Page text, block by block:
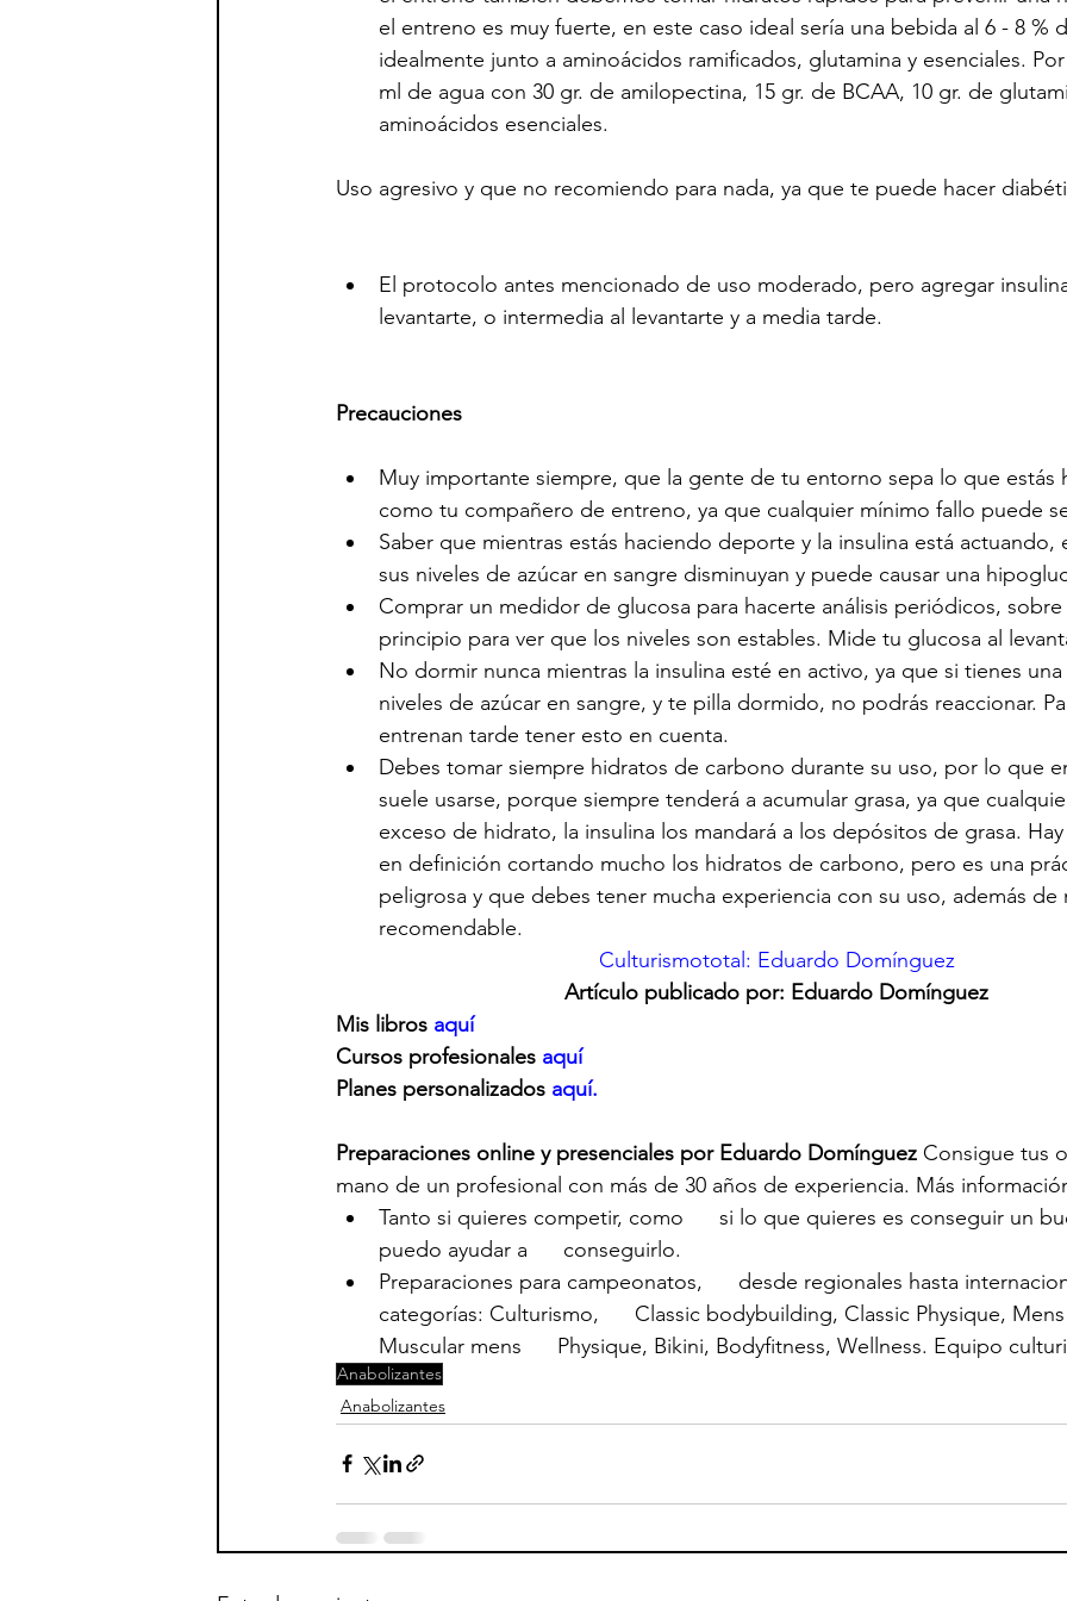
el entreno es muy fuerte, en este caso ideal sería una bebida al 6 - 8 %
idealmente junto a aminoácidos ramificados, glutamina y esenciales.
ml de agua con 30 gr. de amilopectina, 15 gr. de BCAA, 10 gr. de
aminoácidos esenciales.
Uso agresivo y que no recomiendo para nada, ya que te puede hacer
El protocolo antes mencionado de uso moderado, pero agregar
levantarte, o intermedia al levantarte y a media tarde.
Precauciones
Muy importante siempre, que la gente de tu entorno sepa lo que estás
como tu compañero de entreno, ya que cualquier mínimo fallo puede
Saber que mientras estás haciendo deporte y la insulina está
sus niveles de azúcar en sangre disminuyan y puede causar una
Comprar un medidor de glucosa para hacerte análisis periódicos,
principio para ver que los niveles son estables. Mide tu glucosa al
No dormir nunca mientras la insulina esté en activo, ya que si tienes
niveles de azúcar en sangre, y te pilla dormido, no podrás reaccionar.
entrenan tarde tener esto en cuenta.
Debes tomar siempre hidratos de carbono durante su uso, por lo que
suele usarse, porque siempre tenderá a acumular grasa, ya que
exceso de hidrato, la insulina los mandará a los depósitos de grasa.
en definición cortando mucho los hidratos de carbono, pero es una
peligrosa y que debes tener mucha experiencia con su uso, además
recomendable.
Culturismototal: Eduardo Domínguez
Artículo publicado por: Eduardo Domínguez
Mis libros aquí
Cursos profesionales aquí
Planes personalizados aquí.
Preparaciones online y presenciales por Eduardo Domínguez Consigue tus
mano de un profesional con más de 30 años de experiencia. Más
Tanto si quieres competir, como      si lo que quieres es conseguir un
puedo ayudar a      conseguirlo.
Preparaciones para campeonatos,      desde regionales hasta
categorías: Culturismo,      Classic bodybuilding, Classic Physique,
Muscular mens      Physique, Bikini, Bodyfitness, Wellness. Equipo
Anabolizantes
Anabolizantes